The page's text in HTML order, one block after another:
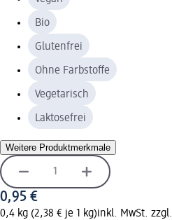
Bio
Glutenfrei
Ohne Farbstoffe
Vegetarisch
Laktosefrei
Weitere Produktmerkmale
0,95 €
0,4 kg (2,38 € je 1 kg)inkl. MwSt. zzgl.